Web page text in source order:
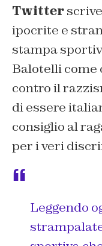
Twitter
ipocrite e
stampa
Balotelli come
contro il
di essere
consiglio al
per i veri
Leggendo